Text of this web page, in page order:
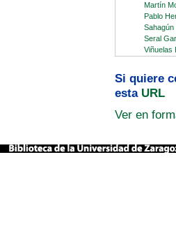
Martín
Pablo
Sahagún
Seral
Viñuelas
Si quiere
esta URL
Ver en